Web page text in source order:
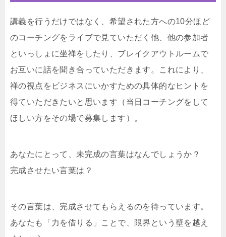
講義を行うだけではなく、希望された方への10分ほど
のコーチングをライブで見ていただく他、他の参加者
といっしょに坐禅をしたり、ブレイクアウトルームで
お互いに話を聞き合っていただきます。これにより、
禅の視点をビジネスにいかすための具体的なヒントを
得ていただきたいと思います（当日コーチングをして
ほしい方をその場で募集します）。
あなたにとって、未完成の言葉はなんでしょうか？
完成させたい言葉は？
その言葉は、完成させてもらえるのを待っています。
あなたも「力を借りる」ことで、限界という壁を越え